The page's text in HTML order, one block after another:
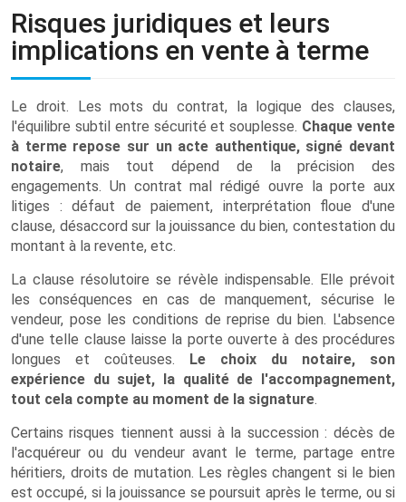
Risques juridiques et leurs
implications en vente à terme
Le droit. Les mots du contrat, la logique des clauses,
l'équilibre subtil entre sécurité et souplesse. Chaque vente
à terme repose sur un acte authentique, signé devant
notaire, mais tout dépend de la précision des
engagements. Un contrat mal rédigé ouvre la porte aux
litiges : défaut de paiement, interprétation floue d'une
clause, désaccord sur la jouissance du bien, contestation du
montant à la revente, etc.
La clause résolutoire se révèle indispensable. Elle prévoit
les conséquences en cas de manquement, sécurise le
vendeur, pose les conditions de reprise du bien. L'absence
d'une telle clause laisse la porte ouverte à des procédures
longues et coûteuses. Le choix du notaire, son
expérience du sujet, la qualité de l'accompagnement,
tout cela compte au moment de la signature.
Certains risques tiennent aussi à la succession : décès de
l'acquéreur ou du vendeur avant le terme, partage entre
héritiers, droits de mutation. Les règles changent si le bien
est occupé, si la jouissance se poursuit après le terme, ou si